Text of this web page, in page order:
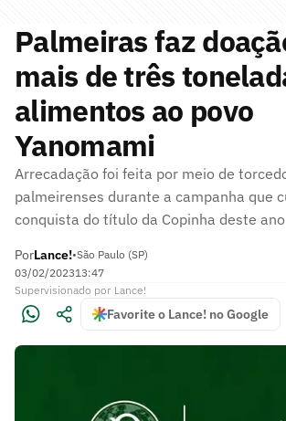
Palmeiras faz
mais de três
alimentos ao povo
Yanomami
Arrecadação foi feita por meio de
palmeirenses durante a campanha que
conquista do título da Copinha deste ano
PorLance!•São Paulo (SP)
03/02/202313:47
Supervisionado por Lance!
Favorite o Lance! no Google